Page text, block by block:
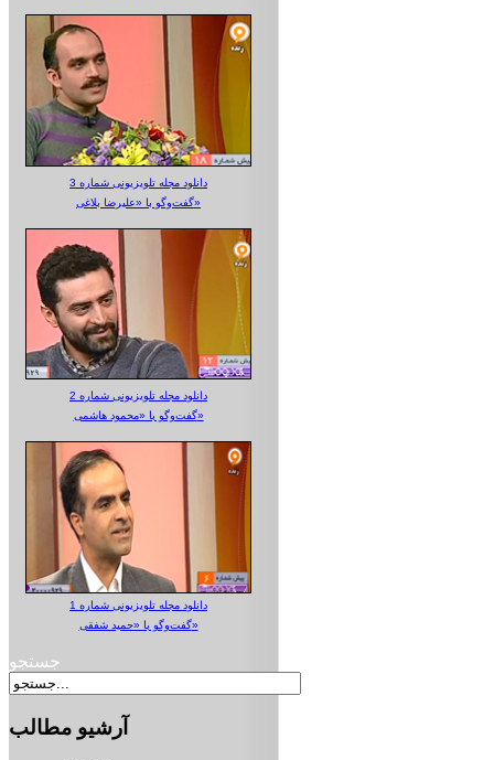
دانلود مجله تلویزیونی شماره 3
گفت‌وگو با «علیرضا بلاغی»
دانلود مجله تلویزیونی شماره 2
گفت‌وگو با «محمود هاشمی»
دانلود مجله تلویزیونی شماره 1
گفت‌وگو با «حمید شفقی»
جستجو
آرشیو مطالب